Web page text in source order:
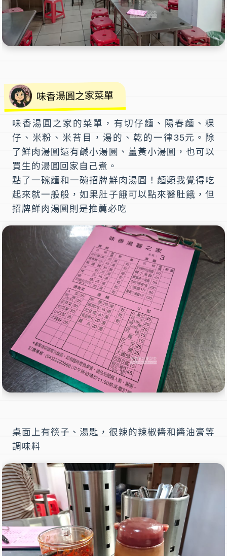
味香湯圓之家菜單
味香湯圓之家 的 菜單 ，有切仔麵、陽春麵、粿
仔、米粉、米苔目，湯的、乾的一律35元。除
了鮮肉湯圓還有鹹小湯圓、薑黃小湯圓，也可以
買生的湯圓回家自己煮。
點了一碗麵和一碗招牌鮮肉湯圓！麵類我覺得吃
起來就一般般，如果肚子餓可以點來醫肚餓，但
招牌鮮肉湯圓 則是推薦必吃
桌面上有筷子、湯匙，很辣的辣椒醬和醬油膏等
調味料